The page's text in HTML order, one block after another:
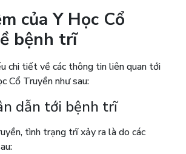
của Y Học Cổ
bệnh trĩ
chi tiết về các thông tin liên quan tới
Cổ Truyền như sau:
dẫn tới bệnh trĩ
tình trạng trĩ xảy ra là do các